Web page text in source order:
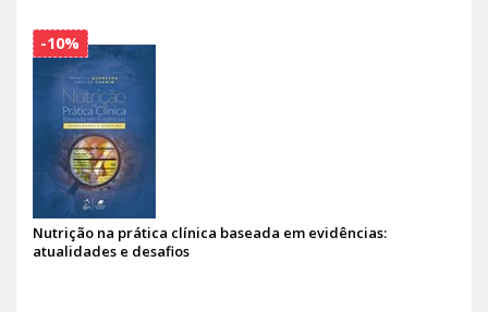
Nutrição na prática clínica baseada em evidências:
atualidades e desafios
-10%